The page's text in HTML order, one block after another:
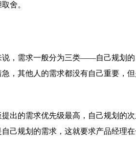
舍。
需求一般分为三类——自己规划的
，其他人的需求都没有自己重要，
的需求优先级最高，自己规划的次
己规划的需求，这就要求产品经理